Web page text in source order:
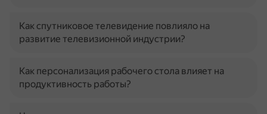
Как спутниковое телевидение повлияло на
развитие телевизионной индустрии?
Как персонализация рабочего стола влияет на
продуктивность работы?